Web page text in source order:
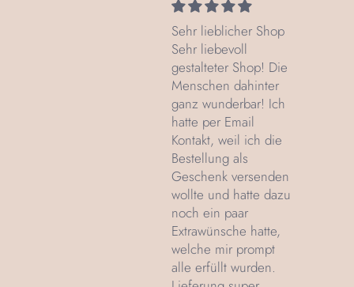
Sehr lieblicher Shop
Sehr liebevoll
gestalteter Shop! Die
Menschen dahinter
ganz wunderbar! Ich
hatte per Email
Kontakt, weil ich die
Bestellung als
Geschenk versenden
wollte und hatte dazu
noch ein paar
Extrawünsche hatte,
welche mir prompt
alle erfüllt wurden.